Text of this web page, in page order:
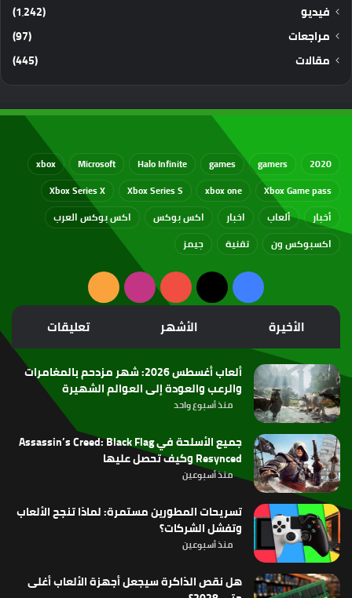
فيديو
(1٬242)
مراجعات
(97)
مقالات
(445)
2020
gamers
games
Halo Infinite
Microsoft
xbox
Xbox Game pass
xbox one
Xbox Series S
Xbox Series X
أخبار
ألعاب اخبار اكس بوكس
اكس بوكس العرب
اكسبوكس ون
تقنية جيمز
فيسبوك
‫X
‫YouTubeانستقرامملخص
الموقع
RSS
الأخيرة الأشهر تعليقات
ألعاب أغسطس 2026: شهر مزدحم بالمغامرات
والرعب والعودة إلى العوالم الشهيرة
منذ أسبوع واحد
جميع الأسلحة في Assassin’s Creed: Black Flag
Resynced وكيف تحصل عليها
منذ أسبوعين
تسريحات المطورين مستمرة: لماذا تنجح الألعاب
وتفشل الشركات؟
منذ أسبوعين
هل نقص الذاكرة سيجعل أجهزة الألعاب أغلى